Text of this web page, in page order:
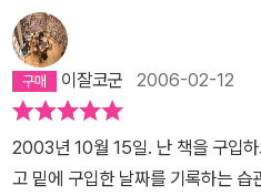
이잘코군 2006-02-12
2003년 10월 15일. 난 책을 구입
고 밑에 구입한 날짜를 기록하는